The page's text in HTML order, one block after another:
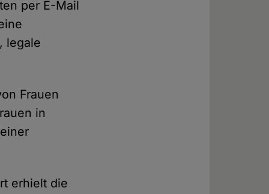
per E-Mail
legale
Frauen
in
erhielt die